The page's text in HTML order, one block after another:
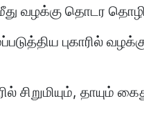
வழக்கு தொடர
புகாரில்
சிறுமியும்,